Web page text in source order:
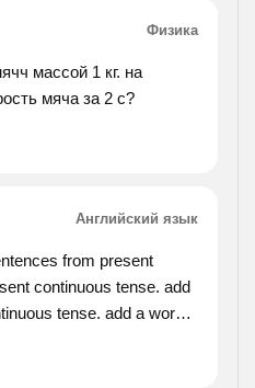
Физика
массой 1 кг. на
мяча за 2 с?
Английский язык
from present
continuous tense. add
tense. add a word
letter. 2.richard walks to